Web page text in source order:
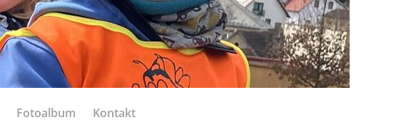
Fotoalbum Kontakt